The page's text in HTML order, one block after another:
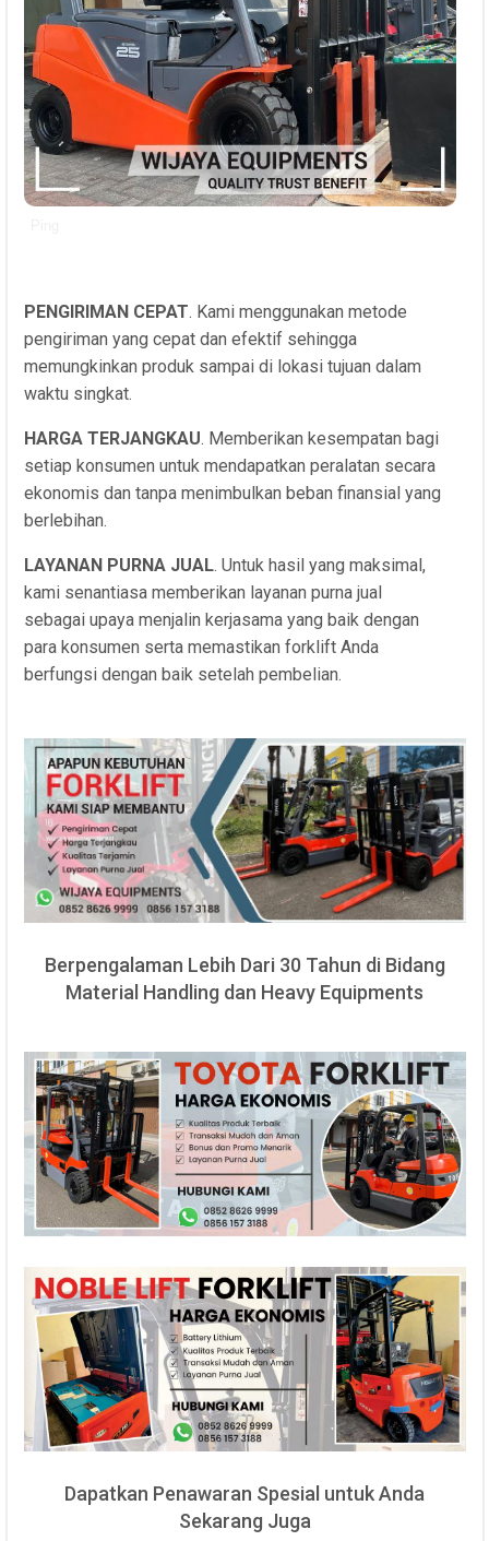
PENGIRIMAN CEPAT. Kami menggunakan metode
pengiriman yang cepat dan efektif sehingga
memungkinkan produk sampai di lokasi tujuan dalam
waktu singkat.
HARGA TERJANGKAU. Memberikan kesempatan bagi
setiap konsumen untuk mendapatkan peralatan secara
ekonomis dan tanpa menimbulkan beban finansial yang
berlebihan.
LAYANAN PURNA JUAL. Untuk hasil yang maksimal,
kami senantiasa memberikan layanan purna jual
sebagai upaya menjalin kerjasama yang baik dengan
para konsumen serta memastikan forklift Anda
berfungsi dengan baik setelah pembelian.
Berpengalaman Lebih Dari 30 Tahun di Bidang
Material Handling dan Heavy Equipments
Dapatkan Penawaran Spesial untuk Anda
Sekarang Juga